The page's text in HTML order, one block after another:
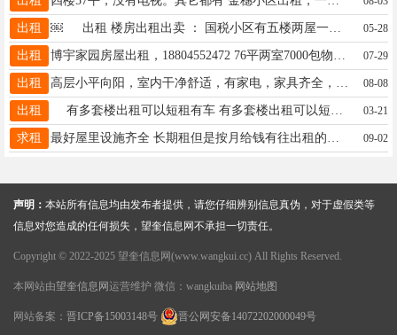
出租 ￼ 出租 楼房出租出卖 ： 国税小区有五楼两屋一厨一卫出租，面积90多平方，房屋采光好，屋里暖和，结构合理，价格经济实惠，可以拎包入住。联系电话13945513619 05-28
出租 07-29
出租 08-08
出租 03-21
求租 09-02
声明： 本站所有信息均由发布者提供，请您仔细辨别信息真伪，对于虚假类等
信息对您造成的任何损失，望奎信息网不承担一切责任。
Copyright © 2022-2025 望奎信息网(www.wangkui.cc) All Rights Reserved.
本网站由望奎信息网 运营维护 微信：wangkuiba 网站地图
网站备案： 晋ICP备15003148号 晋公网安备14072202000049号